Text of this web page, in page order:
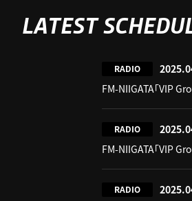
LATEST
RADIO
FM-NIIGATA「VIP
RADIO
FM-NIIGATA「VIP
RADIO